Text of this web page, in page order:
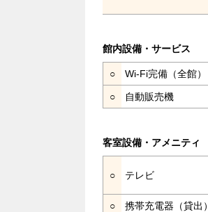
館内設備・サービス
○ Wi-Fi完備（全館）
○ 自動販売機
客室設備・アメニティ
○ テレビ
○ 携帯充電器（貸出）